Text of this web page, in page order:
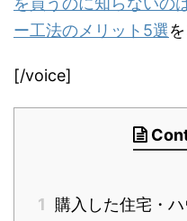
ー工法のメリット5選
[/voice]
1
購入した住宅・